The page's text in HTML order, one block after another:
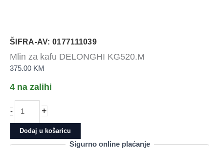
ŠIFRA-AV: 0177111039
Mlin za kafu DELONGHI KG520.M
375.00 KM
4 na zalihi
-
za
kafu
DELONGHI
+
Dodaj u košaricu
Sigurno online plaćanje